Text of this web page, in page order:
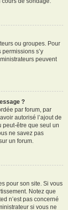
ou groupes. Pour
permissions s’y
peuvent
?
par forum, par
autorisé l’ajout de
peut-être que seul un
ne savez pas
un forum.
pour son site. Si vous
Notez que
n’est pas concerné
si vous ne